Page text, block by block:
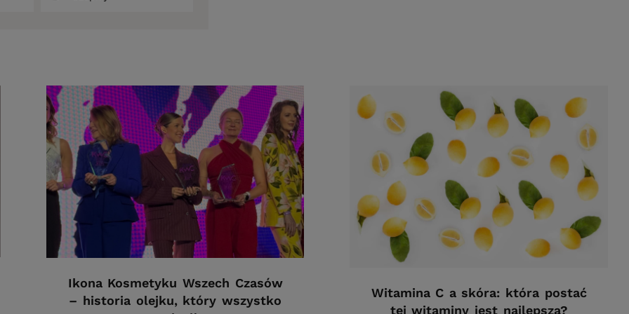
Ikona Kosmetyku Wszech Czasów
– historia olejku, który wszystko
Witamina C a skóra: która postać
tej witaminy jest najlepsza?